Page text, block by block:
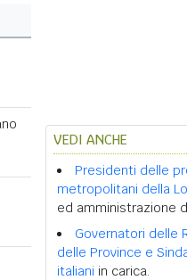
VEDI ANCHE
Presidenti delle
metropolitani della
ed amministrazione
Governatori delle
delle Province e
italiani in carica.